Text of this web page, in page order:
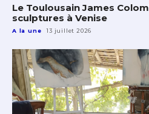
Le Toulousain James
sculptures à Venise
A la une 13 juillet 2026